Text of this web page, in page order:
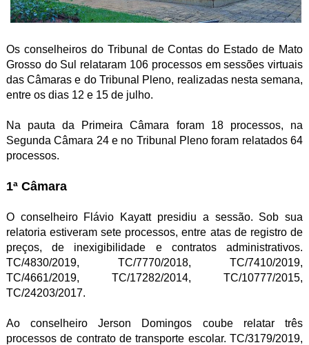
Os conselheiros do Tribunal de Contas do Estado de Mato
Grosso do Sul relataram 106 processos em sessões virtuais
das Câmaras e do Tribunal Pleno, realizadas nesta semana,
entre os dias 12 e 15 de julho.
Na pauta da Primeira Câmara foram 18 processos, na
Segunda Câmara 24 e no Tribunal Pleno foram relatados 64
processos.
1ª Câmara
O conselheiro Flávio Kayatt presidiu a sessão. Sob sua
relatoria estiveram sete processos, entre atas de registro de
preços, de inexigibilidade e contratos administrativos.
TC/4830/2019, TC/7770/2018, TC/7410/2019,
TC/4661/2019, TC/17282/2014, TC/10777/2015,
TC/24203/2017.
Ao conselheiro Jerson Domingos coube relatar três
processos de contrato de transporte escolar. TC/3179/2019,